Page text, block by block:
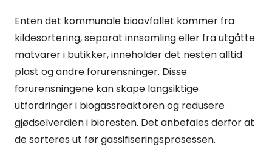
Enten det kommunale bioavfallet kommer fra
kildesortering, separat innsamling eller fra utgåtte
matvarer i butikker, inneholder det nesten alltid
plast og andre forurensninger. Disse
forurensningene kan skape langsiktige
utfordringer i biogassreaktoren og redusere
gjødselverdien i bioresten. Det anbefales derfor at
de sorteres ut før gassifiseringsprosessen.